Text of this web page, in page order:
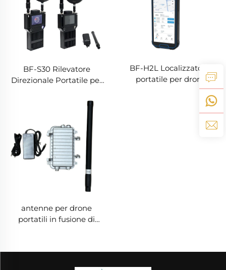
BF-S30 Rilevatore
Direzionale Portatile per
BF-H2L Localizzatore
portatile per droni
antenne per drone
portatili in fusione di